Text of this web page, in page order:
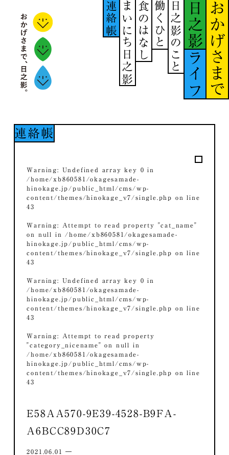
おかげさまで
日之影
ライフ
日之影のこと
働くひと
食のはなし
まいにち日之影
連絡帳
連絡帳
Warning: Undefined array key 0 in
/home/xb860581/okagesamade-
hinokage.jp/public_html/cms/wp-
content/themes/hinokage_v7/single.php
on line
43
Warning: Attempt to read property "cat_name"
on null in /home/xb860581/okagesamade-
hinokage.jp/public_html/cms/wp-
content/themes/hinokage_v7/single.php
on line
43
Warning: Undefined array key 0 in
/home/xb860581/okagesamade-
hinokage.jp/public_html/cms/wp-
content/themes/hinokage_v7/single.php
on line
43
Warning: Attempt to read property
"category_nicename" on null in
/home/xb860581/okagesamade-
hinokage.jp/public_html/cms/wp-
content/themes/hinokage_v7/single.php
on line
43
E58AA570-9E39-4528-B9FA-
A6BCC89D30C7
2021.06.01 ―